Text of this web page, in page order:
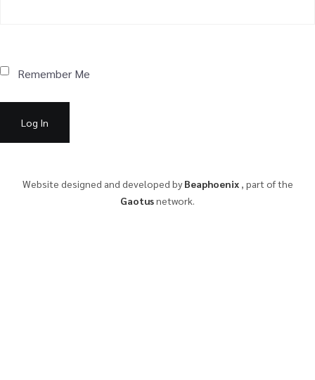
Remember Me
Website designed and developed by Beaphoenix , part of the
Gaotusnetwork.